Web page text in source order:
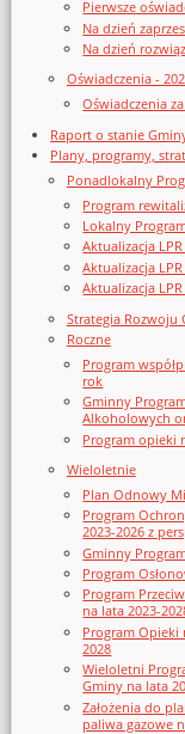
Pierwsze
Na dzień
Na dzień
Oświadczenia -
Oświadczenia
Raport o stanie
Plany, programy,
Ponadlokalny
Program
Lokalny
Aktualizacja
Aktualizacja
Aktualizacja
Strategia Rozwoju
Roczne
Program
rok
Gminny
Alkoholowych
Program opieki
Wieloletnie
Plan Odnowy
Program
2023-2026 z
Gminny
Program
Program
na lata 2023-
Program Opieki
2028
Wieloletni
Gminy na lata
Założenia do
paliwa gazowe